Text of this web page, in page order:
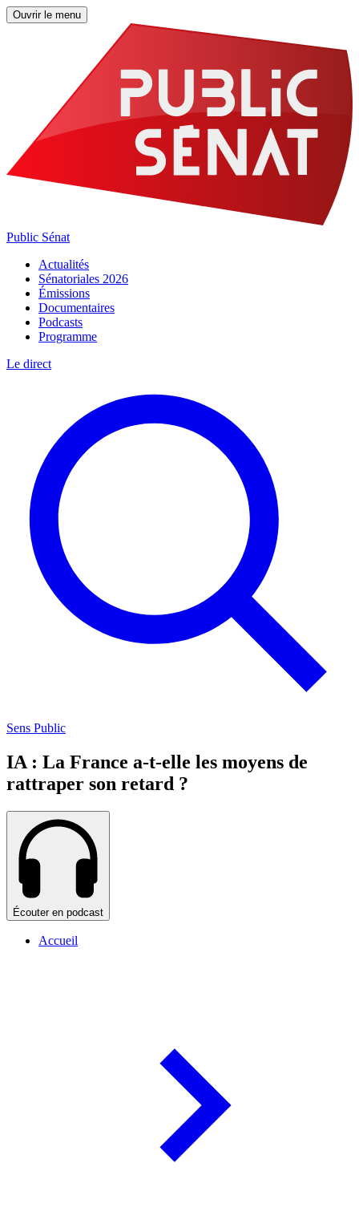
Ouvrir le menu
Public Sénat
Actualités
Sénatoriales 2026
Émissions
Documentaires
Podcasts
Programme
Le direct
Sens Public
IA : La France a-t-elle les moyens de
rattraper son retard ?
Écouter en podcast
Accueil